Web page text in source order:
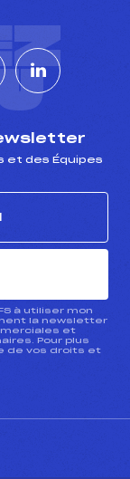
et des Équipes
à utiliser mon
la newsletter
et
Pour plus
de vos droits et